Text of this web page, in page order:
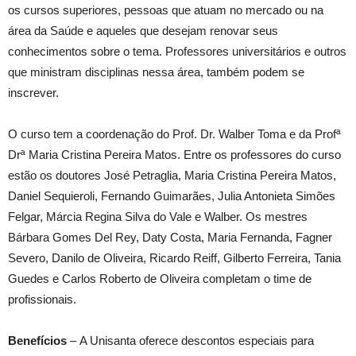
os cursos superiores, pessoas que atuam no mercado ou na
área da Saúde e aqueles que desejam renovar seus
conhecimentos sobre o tema. Professores universitários e outros
que ministram disciplinas nessa área, também podem se
inscrever.
O curso tem a coordenação do Prof. Dr. Walber Toma e da Profª
Drª Maria Cristina Pereira Matos. Entre os professores do curso
estão os doutores José Petraglia, Maria Cristina Pereira Matos,
Daniel Sequieroli, Fernando Guimarães, Julia Antonieta Simões
Felgar, Márcia Regina Silva do Vale e Walber. Os mestres
Bárbara Gomes Del Rey, Daty Costa, Maria Fernanda, Fagner
Severo, Danilo de Oliveira, Ricardo Reiff, Gilberto Ferreira, Tania
Guedes e Carlos Roberto de Oliveira completam o time de
profissionais.
Benefícios – A Unisanta oferece descontos especiais para